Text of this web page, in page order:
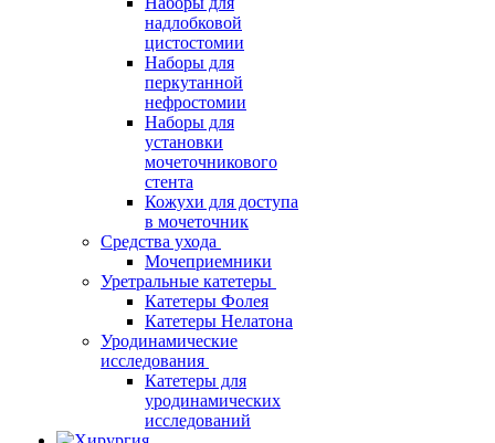
надлобковой
цистостомии
Наборы для
перкутанной
нефростомии
Наборы для
установки
мочеточникового
стента
Кожухи для доступа
в мочеточник
Средства ухода
Мочеприемники
Уретральные катетеры
Катетеры Фолея
Катетеры Нелатона
Уродинамические
исследования
Катетеры для
уродинамических
исследований